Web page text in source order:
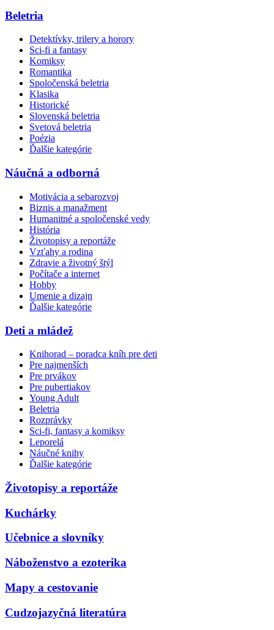
Beletria
Detektívky, trilery a horory
Sci-fi a fantasy
Komiksy
Romantika
Spoločenská beletria
Klasika
Historické
Slovenská beletria
Svetová beletria
Poézia
Ďalšie kategórie
Náučná a odborná
Motivácia a sebarozvoj
Biznis a manažment
Humanitné a spoločenské vedy
História
Životopisy a reportáže
Vzťahy a rodina
Zdravie a životný štýl
Počítače a internet
Hobby
Umenie a dizajn
Ďalšie kategórie
Deti a mládež
Knihorad – poradca kníh pre deti
Pre najmenších
Pre prvákov
Pre pubertiakov
Young Adult
Beletria
Rozprávky
Sci-fi, fantasy a komiksy
Leporelá
Náučné knihy
Ďalšie kategórie
Životopisy a reportáže
Kuchárky
Učebnice a slovníky
Náboženstvo a ezoterika
Mapy a cestovanie
Cudzojazyčná literatúra